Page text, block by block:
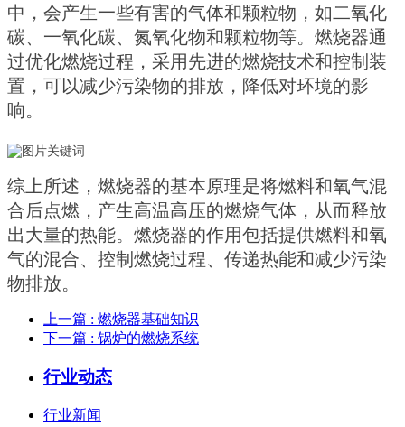
中，会产生一些有害的气体和颗粒物，如二氧化
碳、一氧化碳、氮氧化物和颗粒物等。燃烧器通
过优化燃烧过程，采用先进的燃烧技术和控制装
置，可以减少污染物的排放，降低对环境的影
响。
综上所述，燃烧器的基本原理是将燃料和氧气混
合后点燃，产生高温高压的燃烧气体，从而释放
出大量的热能。燃烧器的作用包括提供燃料和氧
气的混合、控制燃烧过程、传递热能和减少污染
物排放。
上一篇 : 燃烧器基础知识
下一篇 : 锅炉的燃烧系统
行业动态
行业新闻